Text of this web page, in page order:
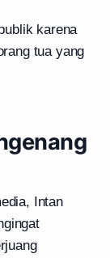
karena
tua yang
Intan